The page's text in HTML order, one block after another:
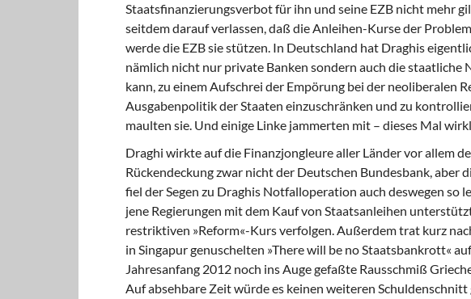
Staatsfinanzierungsverbot für ihn und seine EZB nicht mehr
seitdem darauf verlassen, daß die Anleihen-Kurse der
werde die EZB sie stützen. In Deutschland hat Draghis
nämlich nicht nur private Banken sondern auch die staatliche
kann, zu einem Aufschrei der Empörung bei der neoliberalen
Ausgabenpolitik der Staaten einzuschränken und zu
maulten sie. Und einige Linke jammerten mit – dieses Mal
Draghi wirkte auf die Finanzjongleure aller Länder vor allem
Rückendeckung zwar nicht der Deutschen Bundesbank, aber
fiel der Segen zu Draghis Notfalloperation auch deswegen so
jene Regierungen mit dem Kauf von Staatsanleihen
restriktiven »Reform«-Kurs verfolgen. Außerdem trat kurz
in Singapur genuschelten »There will be no Staatsbankrott«
Jahresanfang 2012 noch ins Auge gefaßte Rausschmiß
Auf absehbare Zeit würde es keinen weiteren